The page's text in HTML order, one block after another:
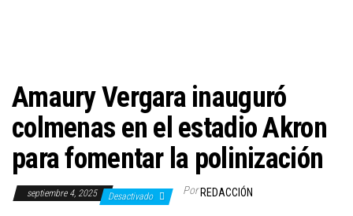
Amaury Vergara inauguró
colmenas en el estadio Akron
para fomentar la polinización
septiembre 4, 2025 Desactivado Por REDACCIÓN